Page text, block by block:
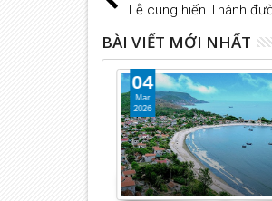
Lễ cung hiến Thánh
BÀI VIẾT MỚI NHẤT
04
Mar
2026